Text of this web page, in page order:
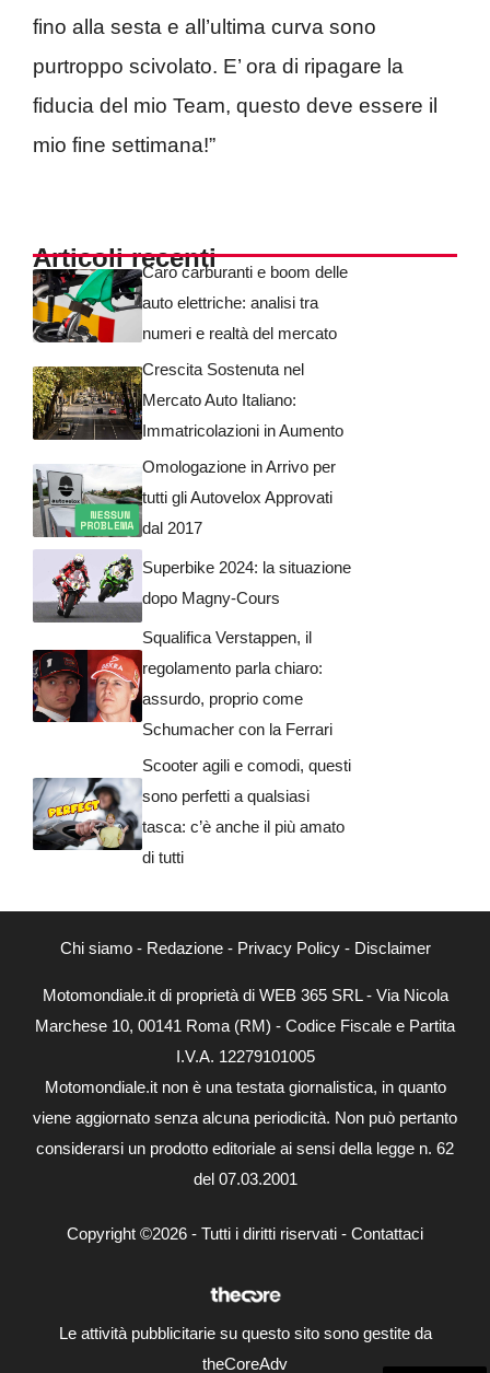
fino alla sesta e all’ultima curva sono
purtroppo scivolato. E’ ora di ripagare la
fiducia del mio Team, questo deve essere il
mio fine settimana!”
Articoli recentiCaro carburanti e boom delle
auto elettriche: analisi tra
numeri e realtà del mercato
Crescita Sostenuta nel
Mercato Auto Italiano:
Immatricolazioni in Aumento
Omologazione in Arrivo per
tutti gli Autovelox Approvati
dal 2017
Superbike 2024: la situazione
dopo Magny-Cours
Squalifica Verstappen, il
regolamento parla chiaro:
assurdo, proprio come
Schumacher con la Ferrari
Scooter agili e comodi, questi
sono perfetti a qualsiasi
tasca: c’è anche il più amato
di tutti
Chi siamo- Redazione- Privacy Policy- Disclaimer
Motomondiale.it di proprietà di WEB 365 SRL - Via Nicola
Marchese 10, 00141 Roma (RM) - Codice Fiscale e Partita
I.V.A. 12279101005
Motomondiale.it non è una testata giornalistica, in quanto
viene aggiornato senza alcuna periodicità. Non può pertanto
considerarsi un prodotto editoriale ai sensi della legge n. 62
del 07.03.2001
Copyright ©2026 - Tutti i diritti riservati - Contattaci
Le attività pubblicitarie su questo sito sono gestite da
theCoreAdv